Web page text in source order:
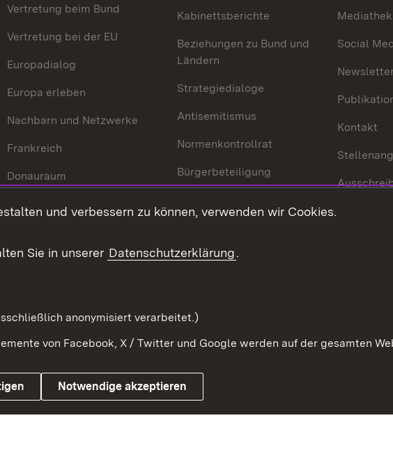
Vertretung beim Bund
Vertretung bei der EU
Europadialog
Europa erleben
Nachbarn und Netzwerke
Frankreich
Donauraum
Dynamischer Europapool
Welt
Kabinettsberichte
Beziehungen zu Bund und
Ländern
Strategiedialoge
Antisemitismus
Normenkontrollrat
Bürgerbeteiligung
Protokoll und
Mediathek
Social
Kontakt
Impressum
und verbessern zu können, verwenden wir Cookies.
Sie in unserer Datenschutzerklärung.
anonymisiert verarbeitet.)
von Facebook, X / Twitter und Google werden auf der gesamten
Notwendige akzeptieren